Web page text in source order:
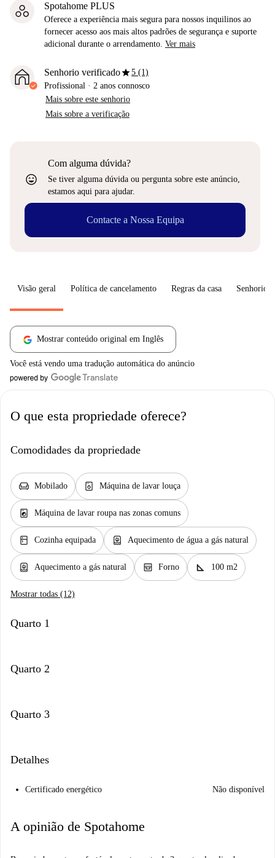
Spotahome PLUS
Oferece a experiência mais segura para nossos inquilinos ao
fornecer acesso aos mais altos padrões de segurança e suporte
adicional durante o arrendamento. Ver mais
Senhorio verificadostar5 (1)
Profissional · 2 anos connosco
Mais sobre este senhorio
Mais sobre a verificação
sentiment_very_satisfied
Com alguma dúvida?
Se tiver alguma dúvida ou pergunta sobre este anúncio,
estamos aqui para ajudar.
Contacte a Nossa Equipa
Visão geral Política de cancelamento Regras da casa Senhorio
Mostrar conteúdo original em Inglês
Você está vendo uma tradução automática do anúncio
O que esta propriedade oferece?
Comodidades da propriedade
chair Mobilado dishwasher_gen Máquina de lavar louça
local_laundry_service Máquina de lavar roupa nas zonas comuns
kitchen Cozinha equipada water_heater Aquecimento de água a gás natural
water_heater Aquecimento a gás natural oven_gen Forno square_foot 100 m2
Mostrar todas (12)
Quarto 1
Quarto 2
Quarto 3
Detalhes
Certificado energético Não disponível
A opinião de Spotahome